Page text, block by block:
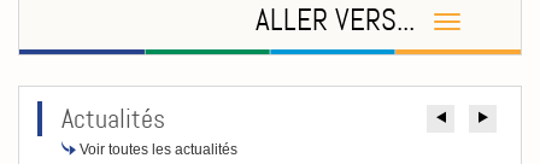
ALLER VERS...
Actualités
Voir toutes les actualités